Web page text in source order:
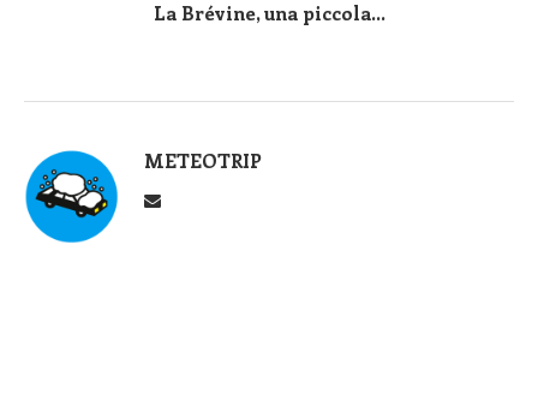
La Brévine, una piccola...
METEOTRIP